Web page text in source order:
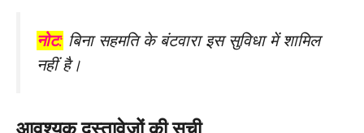
नोट: बिना सहमति के बंटवारा इस सुविधा में शामिल
नहीं है।